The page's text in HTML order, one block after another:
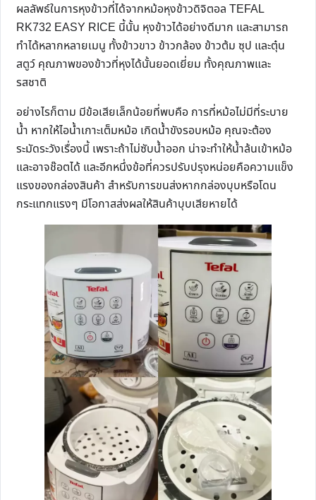
ผลลัพธ์ในการหุงข้าวที่ได้จากหม้อหุงข้าวดิจิตอล TEFAL
RK732 EASY RICE นี้นั้น หุงข้าวได้อย่างดีมาก และสามารถ
ทำได้หลากหลายเมนู ทั้งข้าวขาว ข้าวกล้อง ข้าวต้ม ซุป และตุ๋น
สตูว์ คุณภาพของข้าวที่หุงได้นั้นยอดเยี่ยม ทั้งคุณภาพและ
รสชาติ
อย่างไรก็ตาม มีข้อเสียเล็กน้อยที่พบคือ การที่หม้อไม่มีที่ระบาย
น้ำ หากให้ไอน้ำเกาะเต็มหม้อ เกิดน้ำขังรอบหม้อ คุณจะต้อง
ระมัดระวังเรื่องนี้ เพราะถ้าไม่ซับน้ำออก น่าจะทำให้น้ำล้นเข้าหม้อ
และอาจช๊อตได้ และอีกหนึ่งข้อที่ควรปรับปรุงหน่อยคือความแข็ง
แรงของกล่องสินค้า สำหรับการขนส่งหากกล่องบุบหรือโดน
กระแทกแรงๆ มีโอกาสส่งผลให้สินค้าบุบเสียหายได้